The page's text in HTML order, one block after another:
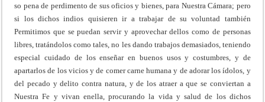
so pena de perdimento de sus oficios y bienes, para Nuestra Cámara; pero
si los dichos indios quisieren ir a trabajar de su voluntad también
Permitimos que se puedan servir y aprovechar dellos como de personas
libres, tratándolos como tales, no les dando trabajos demasiados, teniendo
especial cuidado de los enseñar en buenos usos y costumbres, y de
apartarlos de los vicios y de comer carne humana y de adorar los ídolos, y
del pecado y delito contra natura, y de los atraer a que se conviertan a
Nuestra Fe y vivan enella, procurando la vida y salud de los dichos